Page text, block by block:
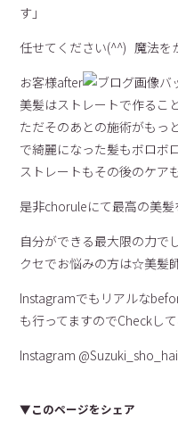
す」
任せてください(^^) 魔法を
お客様after
バ
美髪はストレートで作るこ
ただそのあとの施術がもっ
で綺麗になった髪もボロボ
ストレートもその後のケア
是非choruleにて最高の美髪
自分ができる最大限の力で
クセでお悩みの方は☆美髪
Instagramでもリアルな
も行ってますのでCheckして
Instagram
▼このページをシェア